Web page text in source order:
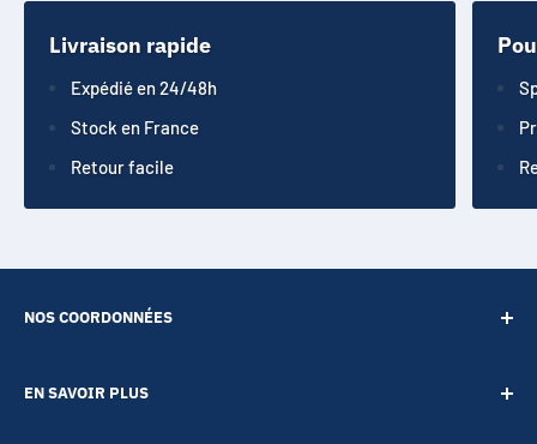
Livraison rapide
Expédié en 24/48h
Stock en France
Retour facile
NOS COORDONNÉES
EN SAVOIR PLUS